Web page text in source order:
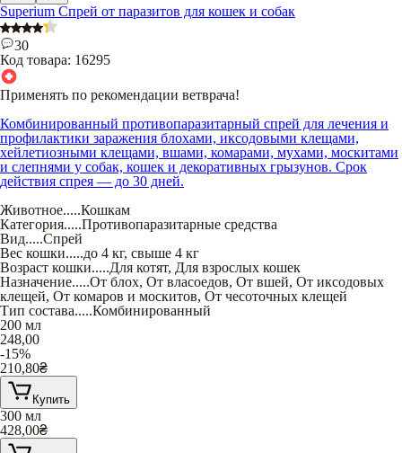
Superium Спрей от паразитов для кошек и собак
30
Код товара: 16295
Применять по рекомендации ветврача!
Комбинированный противопаразитарный спрей для лечения и
профилактики заражения блохами, иксодовыми клещами,
хейлетиозными клещами, вшами, комарами, мухами, москитами
и слепнями у собак, кошек и декоративных грызунов. Срок
действия спрея — до 30 дней.
Животное.....Кошкам
Категория.....Противопаразитарные средства
Вид.....Спрей
Вес кошки.....до 4 кг, свыше 4 кг
Возраст кошки.....Для котят, Для взрослых кошек
Назначение.....От блох, От власоедов, От вшей, От иксодовых
клещей, От комаров и москитов, От чесоточных клещей
Тип состава.....Комбинированный
200 мл
248,00
-15%
210,80₴
Купить
300 мл
428,00₴